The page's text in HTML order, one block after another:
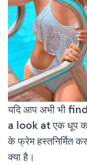
यदि आप अभी भी
a look at एक धूप
के फ्रेम
क्या है।